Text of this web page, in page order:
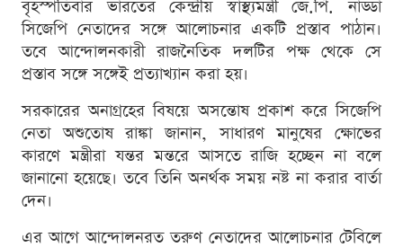
বৃহস্পতিবার ভারতের কেন্দ্রীয় স্বাস্থ্যমন্ত্রী জে.পি. নাড্ডা
সিজেপি নেতাদের সঙ্গে আলোচনার একটি প্রস্তাব পাঠান।
তবে আন্দোলনকারী রাজনৈতিক দলটির পক্ষ থেকে সে
প্রস্তাব সঙ্গে সঙ্গেই প্রত্যাখ্যান করা হয়।
সরকারের অনাগ্রহের বিষয়ে অসন্তোষ প্রকাশ করে সিজেপি
নেতা অশুতোষ রাঙ্কা জানান, সাধারণ মানুষের ক্ষোভের
কারণে মন্ত্রীরা যন্তর মন্তরে আসতে রাজি হচ্ছেন না বলে
জানানো হয়েছে। তবে তিনি অনর্থক সময় নষ্ট না করার বার্তা
দেন।
এর আগে আন্দোলনরত তরুণ নেতাদের আলোচনার টেবিলে